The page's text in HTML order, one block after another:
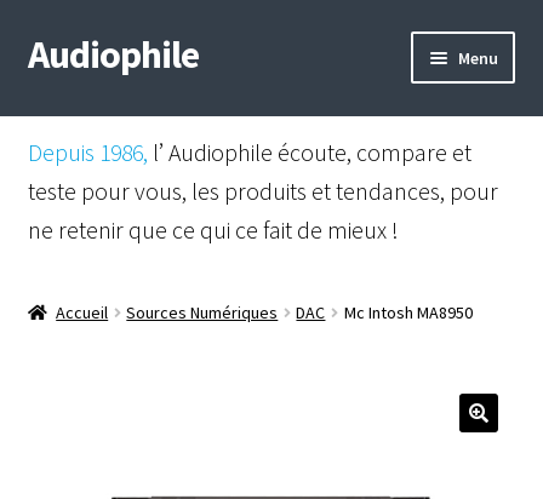
Aller
à
Aller
au
Audiophile Menu
Mail
Shop
Instagram
Facebook
Depuis 1986, l’ Audiophile écoute, compare et
teste pour vous, les produits et tendances, pour
ne retenir que ce qui ce fait de mieux !
Accueil Sources Numériques DAC Mc Intosh MA8950